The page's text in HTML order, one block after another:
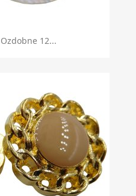
12...